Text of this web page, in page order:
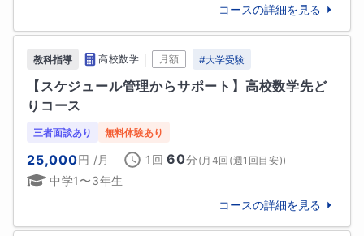
・バイオリン、ピアノ
両方とも6歳から継続してきました。大学ではオーケス
トラに所属しておりました。
学生の頃は、勉強の合間に休憩として弾いておりまし
た。楽器に触れることで、心身ともにリラックスでき
るため、今でも続けています。
・読書
毎日一冊は必ず本を読むようにしています。
散歩は休日に行うようにしています。散歩をすると、
外の空気や自然にも触れることができ、とても有意義
慶應義塾中等部
早稲田中学校
難関校
巣鴨中学校
早稲田大学高等学院中学部 慶應義塾普通部
コースの詳細を見る
教科指導 高校数学 月額 #大学受験
【スケジュール管理からサポート】高校数学先ど
りコース
三者面談あり 無料体験あり
25,000円 /月 1回 60分 ( 月4回(週1回目安))
中学1〜3年生
コースの詳細を見る